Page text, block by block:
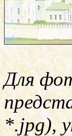
Для
*.jpg),